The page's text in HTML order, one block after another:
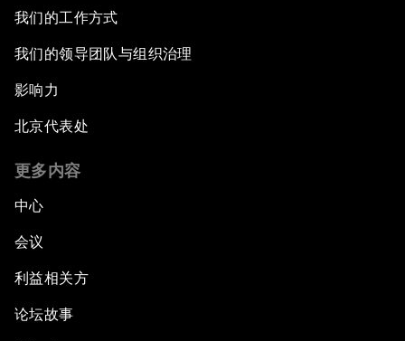
我们的工作方式
我们的领导团队与组织治理
影响力
北京代表处
更多内容
中心
会议
利益相关方
论坛故事